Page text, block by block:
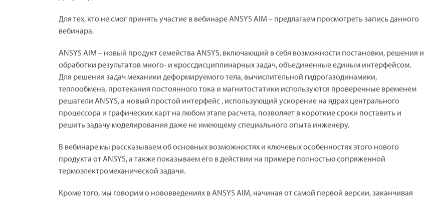
Для тех, кто не смог принять участие в вебинаре ANSYS AIM – предлагаем просмотреть запись данного
вебинара.
ANSYS AIM – новый продукт семейства ANSYS, включающий в себя возможности постановки, решения и
обработки результатов много- и кроссдисциплинарных задач, объединенные единым интерфейсом.
Для решения задач механики деформируемого тела, вычислительной гидрогазодинамики,
теплообмена, протекания постоянного тока и магнитостатики используются проверенные временем
решатели ANSYS, а новый простой интерфейс , использующий ускорение на ядрах центрального
процессора и графических карт на любом этапе расчета, позволяет в короткие сроки поставить и
решить задачу моделирования даже не имеющему специального опыта инженеру.
В вебинаре мы рассказываем об основных возможностях и ключевых особенностях этого нового
продукта от ANSYS, а также показываем его в действии на примере полностью сопряженной
термоэлектромеханической задачи.
Кроме того, мы говорим о нововведениях в ANSYS AIM, начиная от самой первой версии, заканчивая